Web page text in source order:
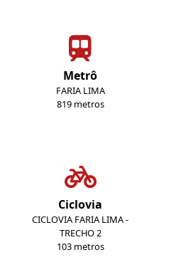
Metrô
FARIA LIMA
819 metros
Ciclovia
CICLOVIA FARIA LIMA -
TRECHO 2
103 metros